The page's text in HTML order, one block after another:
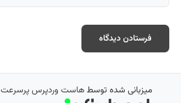
میزبانی شده توسطهاست وردپرس پرسرعت